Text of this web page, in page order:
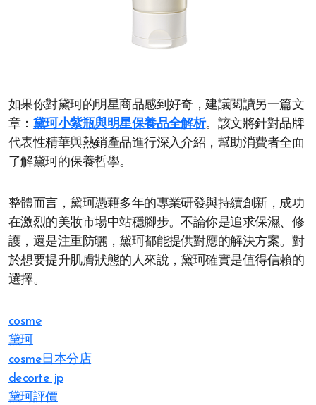
如果你對黛珂的明星商品感到好奇，建議閱讀另一篇文
章： 黛珂小紫瓶與明星保養品全解析。該文將針對品牌
代表性精華與熱銷產品進行深入介紹，幫助消費者全面
了解黛珂的保養哲學。
整體而言，黛珂憑藉多年的專業研發與持續創新，成功
在激烈的美妝市場中站穩腳步。不論你是追求保濕、修
護，還是注重防曬，黛珂都能提供對應的解決方案。對
於想要提升肌膚狀態的人來說，黛珂確實是值得信賴的
選擇。
cosme
黛珂
cosme日本分店
decorte jp
黛珂評價